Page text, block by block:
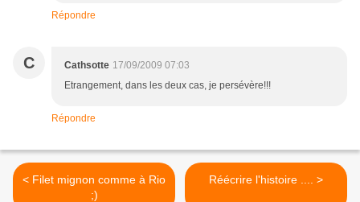
Répondre
C Cathsotte 17/09/2009 07:03
Etrangement, dans les deux cas, je persévère!!!
Répondre
< Filet mignon comme à Rio
;)
Réécrire l'histoire .... >